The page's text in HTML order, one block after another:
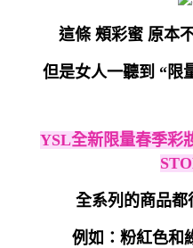
這條 頰彩蜜 原本
但是女人一聽到 “限
YSL全新限量春季彩
全系列的商品都
例如：粉紅色和